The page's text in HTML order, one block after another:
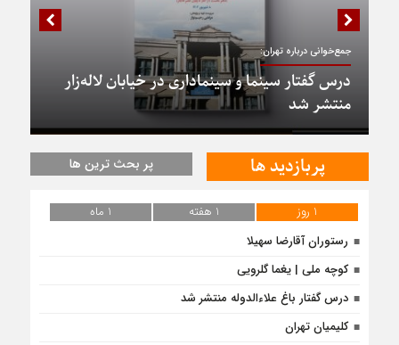
جمع‌خوانی درباره تهران:
درس گفتار سینما و سینماداری در خیابان لاله‌زار
منتشر شد
پربازدید ها پر بحث ترین ها
1 روز 1 هفته
1 ماه
رستوران آقارضا سهیلا
کوچه ملی | یغما گلرویی
درس‌ گفتار باغ علاءالدوله منتشر شد
کلیمیان تهران